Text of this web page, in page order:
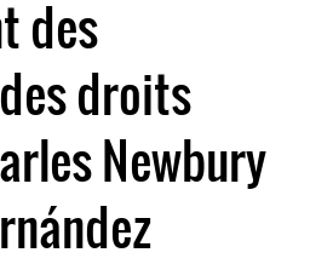
des
droits
Newbury